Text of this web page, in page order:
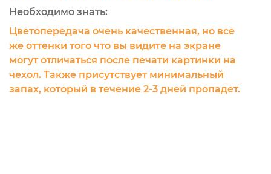
Необходимо знать:
Цветопередача очень качественная, но все
же оттенки того что вы видите на экране
могут отличаться после печати картинки на
чехол. Также присутствует минимальный
запах, который в течение 2-3 дней пропадет.